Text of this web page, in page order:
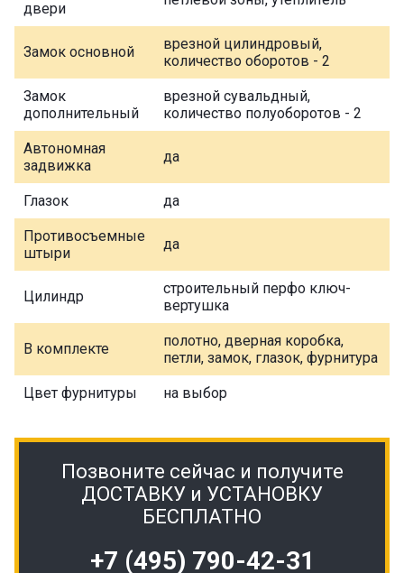
двери
Замок основной
врезной цилиндровый,
количество оборотов - 2
Замок
дополнительный
врезной сувальдный,
количество полуоборотов - 2
Автономная
задвижка
да
Глазок да
Противосъемные
штыри
да
Цилиндр
строительный перфо ключ-
вертушка
В комплекте
полотно, дверная коробка,
петли, замок, глазок, фурнитура
Цвет фурнитуры на выбор
Позвоните сейчас и получите
ДОСТАВКУ и УСТАНОВКУ
БЕСПЛАТНО
+7 (495) 790-42-31